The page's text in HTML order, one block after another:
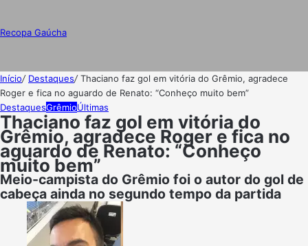
Recopa Gaúcha
Início/ Destaques/Thaciano faz gol em vitória do Grêmio, agradece
Roger e fica no aguardo de Renato: “Conheço muito bem”
DestaquesGrêmioÚltimas
Thaciano faz gol em vitória do
Grêmio, agradece Roger e fica no
aguardo de Renato: “Conheço
muito bem”
Meio-campista do Grêmio foi o autor do gol de
cabeça ainda no segundo tempo da partida